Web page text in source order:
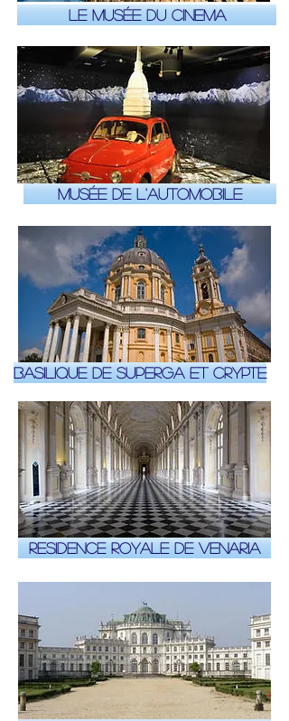
Le Musée du Cinema
Musée de l'Automobile
Basilique de Superga et Crypte
Residence royale de Venaria